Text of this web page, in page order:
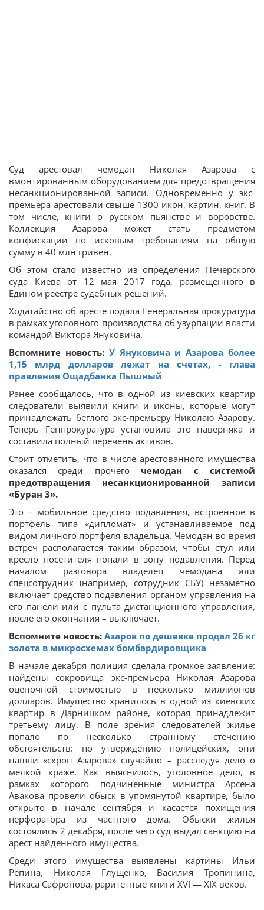
Суд арестовал чемодан Николая Азарова с
вмонтированным оборудованием для предотвращения
несанкционированной записи. Одновременно у экс-
премьера арестовали свыше 1300 икон, картин, книг. В
том числе, книги о русском пьянстве и воровстве.
Коллекция Азарова может стать предметом
конфискации по исковым требованиям на общую
сумму в 40 млн гривен.
Об этом стало известно из определения Печерского
суда Киева от 12 мая 2017 года, размещенного в
Едином реестре судебных решений.
Ходатайство об аресте подала Генеральная прокуратура
в рамках уголовного производства об узурпации власти
командой Виктора Януковича.
Вспомните новость: У Януковича и Азарова более
1,15 млрд долларов лежат на счетах, - глава
правления Ощадбанка Пышный
Ранее сообщалось, что в одной из киевских квартир
следователи выявили книги и иконы, которые могут
принадлежать беглого экс-премьеру Николаю Азарову.
Теперь Генпрокуратура установила это наверняка и
составила полный перечень активов.
Стоит отметить, что в числе арестованного имущества
оказался среди прочего чемодан с системой
предотвращения несанкционированной записи
«Буран 3».
Это – мобильное средство подавления, встроенное в
портфель типа «дипломат» и устанавливаемое под
видом личного портфеля владельца. Чемодан во время
встреч располагается таким образом, чтобы стул или
кресло посетителя попали в зону подавления. Перед
началом разговора владелец чемодана или
спецсотрудник (например, сотрудник СБУ) незаметно
включает средство подавления органом управления на
его панели или с пульта дистанционного управления,
после его окончания – выключает.
Вспомните новость: Азаров по дешевке продал 26 кг
золота в микросхемах бомбардировщика
В начале декабря полиция сделала громкое заявление:
найдены сокровища экс-премьера Николая Азарова
оценочной стоимостью в несколько миллионов
долларов. Имущество хранилось в одной из киевских
квартир в Дарницком районе, которая принадлежит
третьему лицу. В поле зрения следователей жилье
попало по несколько странному стечению
обстоятельств: по утверждению полицейских, они
нашли «схрон Азарова» случайно – расследуя дело о
мелкой краже. Как выяснилось, уголовное дело, в
рамках которого подчиненные министра Арсена
Авакова провели обыск в упомянутой квартире, было
открыто в начале сентября и касается похищения
перфоратора из частного дома. Обыски жилья
состоялись 2 декабря, после чего суд выдал санкцию на
арест найденного имущества.
Среди этого имущества выявлены картины Ильи
Репина, Николая Глущенко, Василия Тропинина,
Никаса Сафронова, раритетные книги XVI — XIX веков.